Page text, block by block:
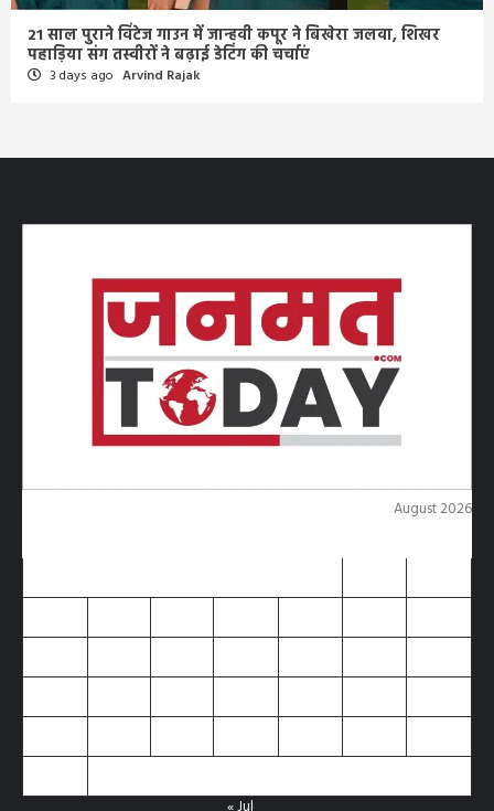
21 साल पुराने विंटेज गाउन में जान्हवी कपूर ने बिखेरा जलवा, शिखर
पहाड़िया संग तस्वीरों ने बढ़ाई डेटिंग की चर्चाएं
3 days ago Arvind Rajak
August 2026